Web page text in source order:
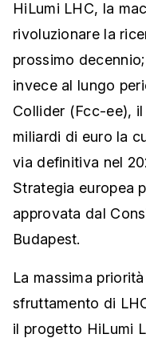
HiLumi LHC, la
rivoluzionare la
prossimo
invece al lungo
Collider (Fcc-ee),
miliardi di euro la
via definitiva nel
Strategia europea
approvata dal
Budapest.
La massima
sfruttamento di
il progetto HiLumi